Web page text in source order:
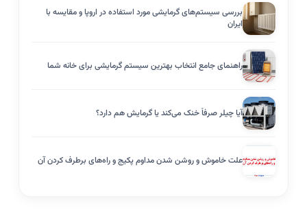
بررسی سیستم‌های گرمایشی مورد استفاده در اروپا و مقایسه با
ایران
راهنمای جامع انتخاب بهترین سیستم گرمایشی برای خانه شما
آیا چیلر صرفاً خنک می‌کند یا گرمایش هم دارد؟
علت خاموش و روشن شدن مداوم پکیج و راه‌های برطرف کردن آن